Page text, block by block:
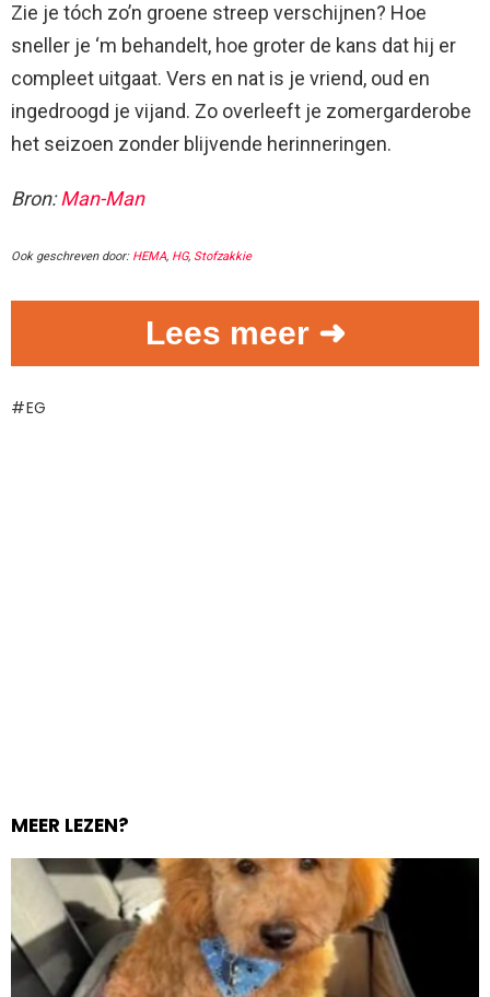
Zie je tóch zo’n groene streep verschijnen? Hoe
sneller je ‘m behandelt, hoe groter de kans dat hij er
compleet uitgaat. Vers en nat is je vriend, oud en
ingedroogd je vijand. Zo overleeft je zomergarderobe
het seizoen zonder blijvende herinneringen.
Bron:Man-Man
Ook geschreven door: HEMA, HG, Stofzakkie
Lees meer ➜
EG
MEER LEZEN?